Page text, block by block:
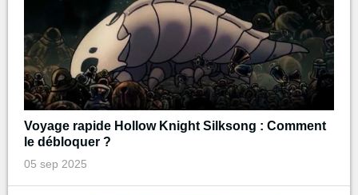
Voyage rapide Hollow Knight Silksong : Comment
le débloquer ?
05 sep 2025